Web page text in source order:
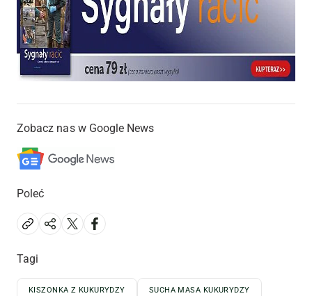
Zobacz nas w Google News
Poleć
Tagi
KISZONKA Z KUKURYDZY SUCHA MASA KUKURYDZY